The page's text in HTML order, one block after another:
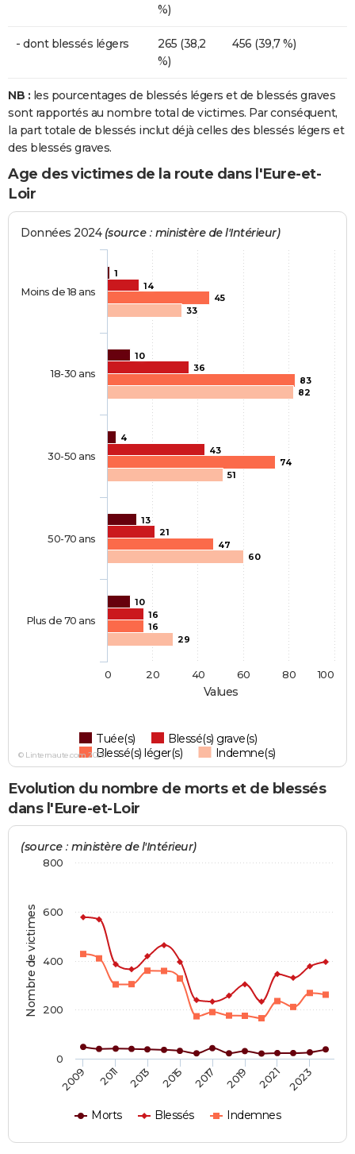
%)
- dont blessés légers
265 (38,2
%)
456 (39,7 %)
NB : les pourcentages de blessés légers et de blessés graves
sont rapportés au nombre total de victimes. Par conséquent,
la part totale de blessés inclut déjà celles des blessés légers et
des blessés graves.
Age des victimes de la route dans l'Eure-et-
Loir
Values
Données 2024 (source : ministère de l'Intérieur)
1
10
4
13
10
14
36
43
21
16
45
83
74
47
16
33
82
51
60
29
Tuée(s)
Blessé(s) grave(s)
Blessé(s) léger(s)
Indemne(s)
Moins de 18 ans
18-30 ans
30-50 ans
50-70 ans
Plus de 70 ans
0 20 40 60 80 100
© Linternaute.com 2026
Evolution du nombre de morts et de blessés
dans l'Eure-et-Loir
Nombre de victimes
(source : ministère de l'Intérieur)
Morts Blessés Indemnes
2009 2011 2013 2015 2017 2019 2021 2023
0
200
400
600
800